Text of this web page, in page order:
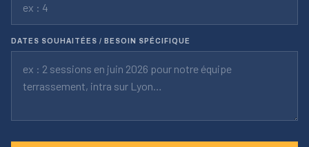
DATES SOUHAITÉES / BESOIN SPÉCIFIQUE